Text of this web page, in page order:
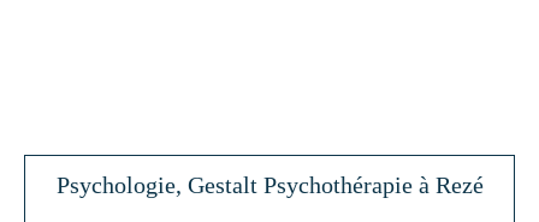
Psychologie, Gestalt Psychothérapie à Rezé